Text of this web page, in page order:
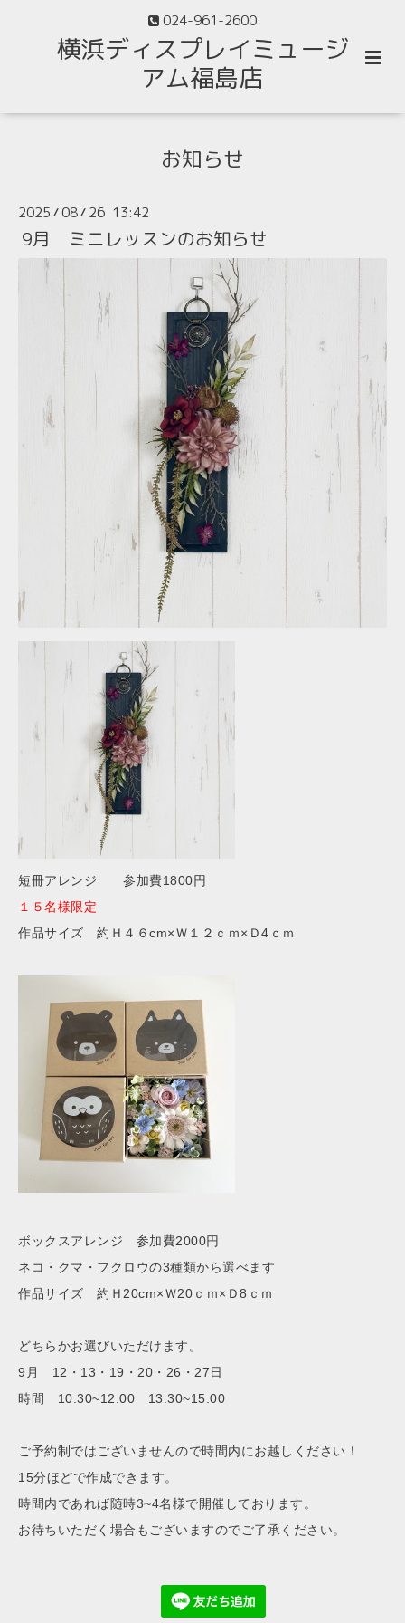
024-961-2600
横浜ディスプレイミュージ
アム福島店
お知らせ
2025 /08/ 26 13:42
9月 ミニレッスンのお知らせ
短冊アレンジ 参加費1800円
１５名様限定
作品サイズ 約Ｈ４６cm×Ｗ１２ｃｍ×Ｄ4ｃｍ
ボックスアレンジ 参加費2000円
ネコ・クマ・フクロウの3種類から選べます
作品サイズ 約Ｈ20cm×Ｗ20ｃｍ×Ｄ8ｃｍ
どちらかお選びいただけます。
9月 12・13・19・20・26・27日
時間 10:30~12:00 13:30~15:00
ご予約制ではございませんので時間内にお越しください！
15分ほどで作成できます。
時間内であれば随時3~4名様で開催しております。
お待ちいただく場合もございますのでご了承ください。